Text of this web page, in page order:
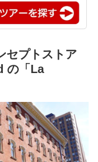
セプトストア
の「La